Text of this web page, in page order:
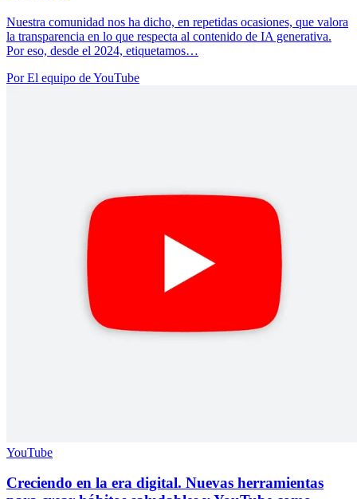
Nuestra comunidad nos ha dicho, en repetidas ocasiones, que valora
la transparencia en lo que respecta al contenido de IA generativa.
Por eso, desde el 2024, etiquetamos…
Por El equipo de YouTube
YouTube
Creciendo en la era digital. Nuevas herramientas